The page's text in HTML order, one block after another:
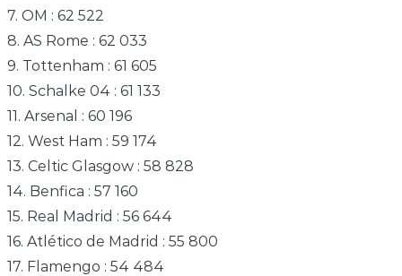
7. OM : 62 522
8. AS Rome : 62 033
9. Tottenham : 61 605
10. Schalke 04 : 61 133
11. Arsenal : 60 196
12. West Ham : 59 174
13. Celtic Glasgow : 58 828
14. Benfica : 57 160
15. Real Madrid : 56 644
16. Atlético de Madrid : 55 800
17. Flamengo : 54 484